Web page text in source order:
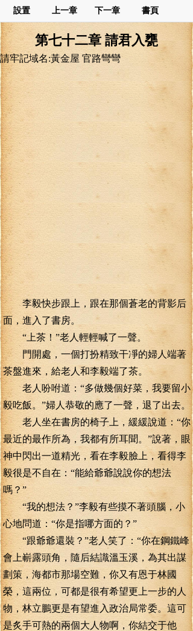
設置 上一章 下一章 書頁
第七十二章 請君入甕
請牢記域名:黃金屋 官路彎彎
李毅快步跟上，跟在那個蒼老的背影后
面，進入了書房。
“上茶！”老人輕輕喊了一聲。
門開處，一個打扮精致干凈的婦人端著
茶盤進來，給老人和李毅端了茶。
老人吩咐道：“多做幾個好菜，我要留小
毅吃飯。”婦人恭敬的應了一聲，退了出去。
老人坐在書房的椅子上，緩緩說道：“你
最近的最作所為，我都有所耳聞。”說著，眼
神中閃出一道精光，看在李毅臉上，看得李
毅很是不自在：“能給爺爺說說你的想法
嗎？”
“我的想法？”李毅有些摸不著頭腦，小
心地問道：“你是指哪方面的？”
“跟爺爺還裝？”老人笑了：“你在鋼鐵峰
會上嶄露頭角，隨后結識溫玉溪，為其出謀
劃策，海都市那場空難，你又有恩于林國
榮，這兩位，可都是很有希望更上一步的人
物，林立鵬更是有望進入政治局常委。這可
是炙手可熱的兩個大人物啊，你結交于他